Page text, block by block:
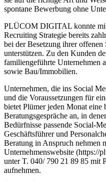
spontane Bewerbung ohne
PLÜCOM DIGITAL konnte
Recruiting Strategie bereits
bei der Besetzung ihrer
unterstützen. Zu den Kunden
familiengeführte Unternehmen
sowie Bau/Immobilien.
Unternehmen, die ins Social
und die Voraussetzungen für
bietet Plümer jeden Monat eine
Beratungsgespräche an, in
Bedürfnisse passende Social-
Geschäftsführer und
Beratung in Anspruch nehmen
Unternehmenswebsite (https://
unter T. 040/ 790 21 89 85
aufnehmen.